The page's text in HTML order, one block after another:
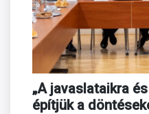
„A javaslataikra
építjük a